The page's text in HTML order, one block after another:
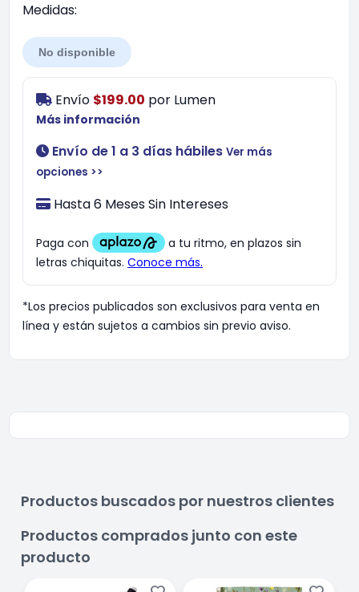
Medidas:
No disponible
Envío $199.00 por Lumen
Más información
Envío de 1 a 3 días hábiles Ver más
opciones >>
Hasta 6 Meses Sin Intereses
*Los precios publicados son exclusivos para venta en
línea y están sujetos a cambios sin previo aviso.
Productos buscados por nuestros clientes
Productos comprados junto con este
producto